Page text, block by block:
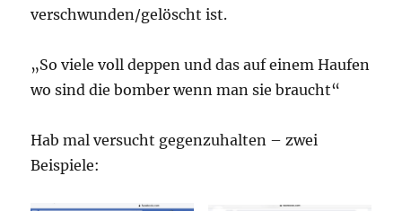
verschwunden/gelöscht ist.
„So viele voll deppen und das auf einem Haufen
wo sind die bomber wenn man sie braucht“
Hab mal versucht gegenzuhalten – zwei
Beispiele: